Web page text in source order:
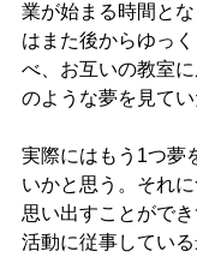
業が始まる時間と
はまた後からゆっ
べ、お互いの教室
のような夢を見てい
実際にはもう1つ夢
いかと思う。それ
思い出すことがで
活動に従事してい